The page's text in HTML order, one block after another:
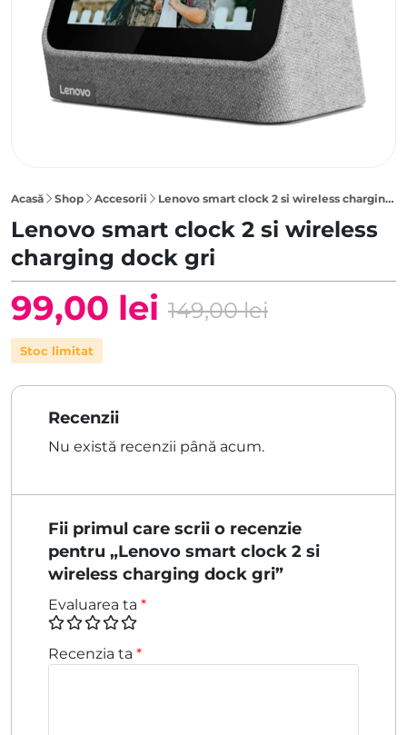
Acasă Shop Accesorii Lenovo smart clock 2 si wireless charging dock gri
Lenovo smart clock 2 si wireless
charging dock gri
149,00lei
Prețul
inițial
a
fost:
149,00 lei.
99,00 lei
Prețul
curent
este:
99,00 lei.
Stoc limitat
Recenzii
Nu există recenzii până acum.
Fii primul care scrii o recenzie
pentru „Lenovo smart clock 2 si
wireless charging dock gri”
Evaluarea ta *
Recenzia ta *